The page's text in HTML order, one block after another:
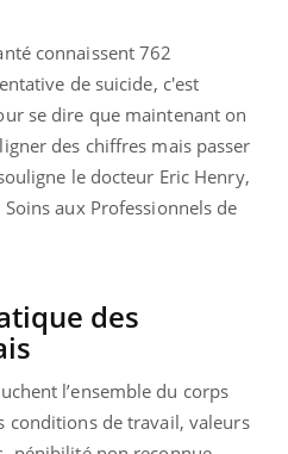
connaissent 762
de suicide, c'est
se dire que maintenant on
des chiffres mais passer
le docteur Eric Henry,
aux Professionnels de
des
l’ensemble du corps
conditions de travail, valeurs